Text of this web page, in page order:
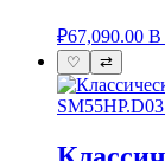
₽67,090.00 В
♡
⇄